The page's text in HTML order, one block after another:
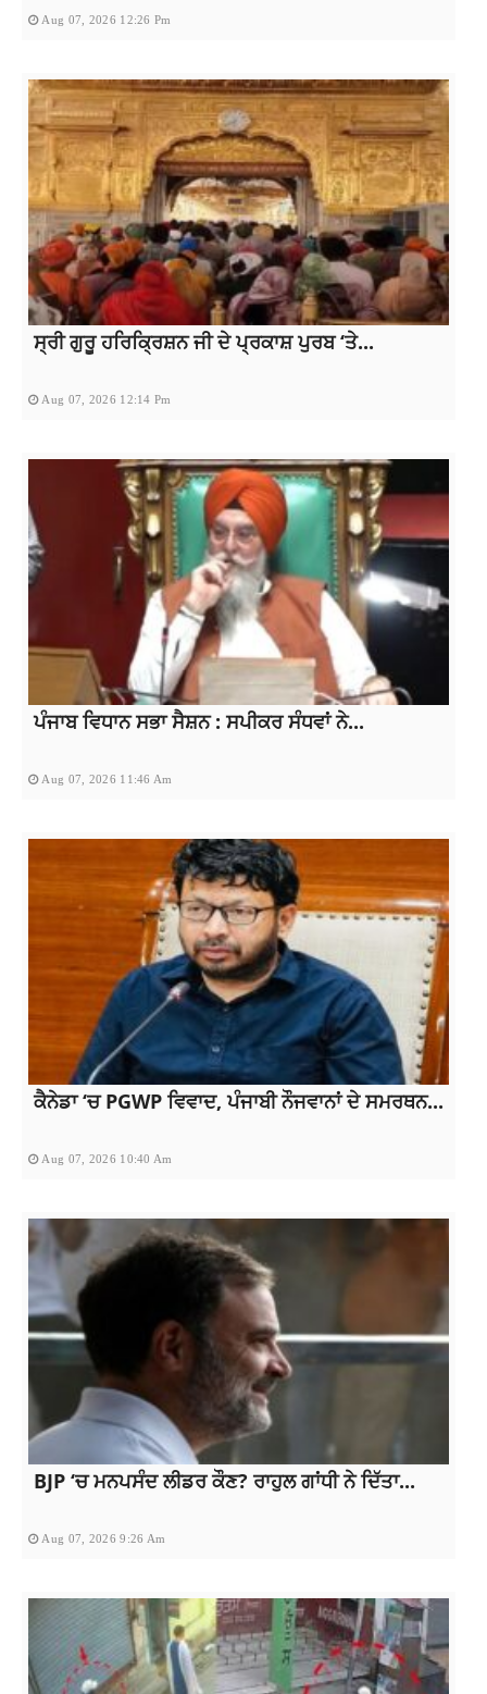
Aug 07, 2026 12:26 Pm
ਸ੍ਰੀ ਗੁਰੂ ਹਰਿਕ੍ਰਿਸ਼ਨ ਜੀ ਦੇ ਪ੍ਰਕਾਸ਼ ਪੁਰਬ ‘ਤੇ...
Aug 07, 2026 12:14 Pm
ਪੰਜਾਬ ਵਿਧਾਨ ਸਭਾ ਸੈਸ਼ਨ : ਸਪੀਕਰ ਸੰਧਵਾਂ ਨੇ...
Aug 07, 2026 11:46 Am
ਕੈਨੇਡਾ ‘ਚ PGWP ਵਿਵਾਦ, ਪੰਜਾਬੀ ਨੌਜਵਾਨਾਂ ਦੇ ਸਮਰਥਨ...
Aug 07, 2026 10:40 Am
BJP ‘ਚ ਮਨਪਸੰਦ ਲੀਡਰ ਕੌਣ? ਰਾਹੁਲ ਗਾਂਧੀ ਨੇ ਦਿੱਤਾ...
Aug 07, 2026 9:26 Am